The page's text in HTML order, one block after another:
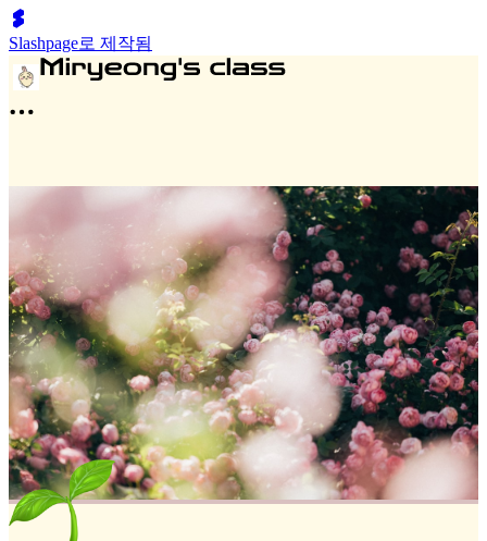
Slashpage로 제작됨